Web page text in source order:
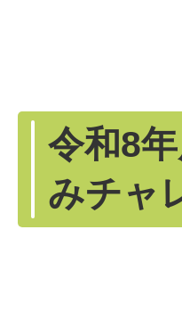
令和8
みチャ